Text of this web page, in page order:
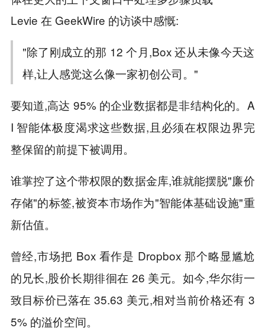
Levie 在 GeekWire 的访谈中感慨:
"除了刚成立的那 12 个月,Box 还从未像今天这
样,让人感觉这么像一家初创公司。"
要知道,高达 95% 的企业数据都是非结构化的。A
I 智能体极度渴求这些数据,且必须在权限边界完
整保留的前提下被调用。
谁掌控了这个带权限的数据金库,谁就能摆脱"廉价
存储"的标签,被资本市场作为"智能体基础设施"重
新估值。
曾经,市场把 Box 看作是 Dropbox 那个略显尴尬
的兄长,股价长期徘徊在 26 美元。如今,华尔街一
致目标价已落在 35.63 美元,相对当前价格还有 3
5% 的溢价空间。